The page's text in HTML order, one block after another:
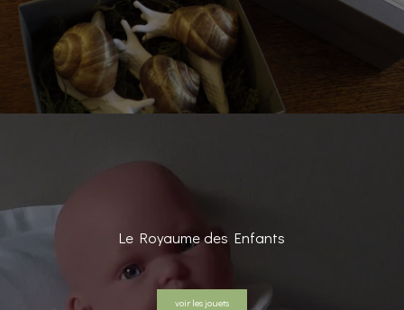
Le Royaume des Enfants
voir les jouets